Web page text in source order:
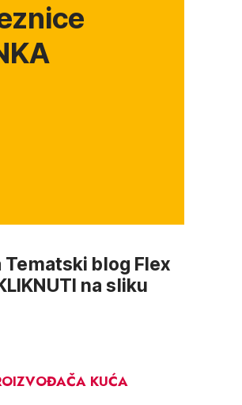
Tematski blog Flex
na sliku
KUĆA